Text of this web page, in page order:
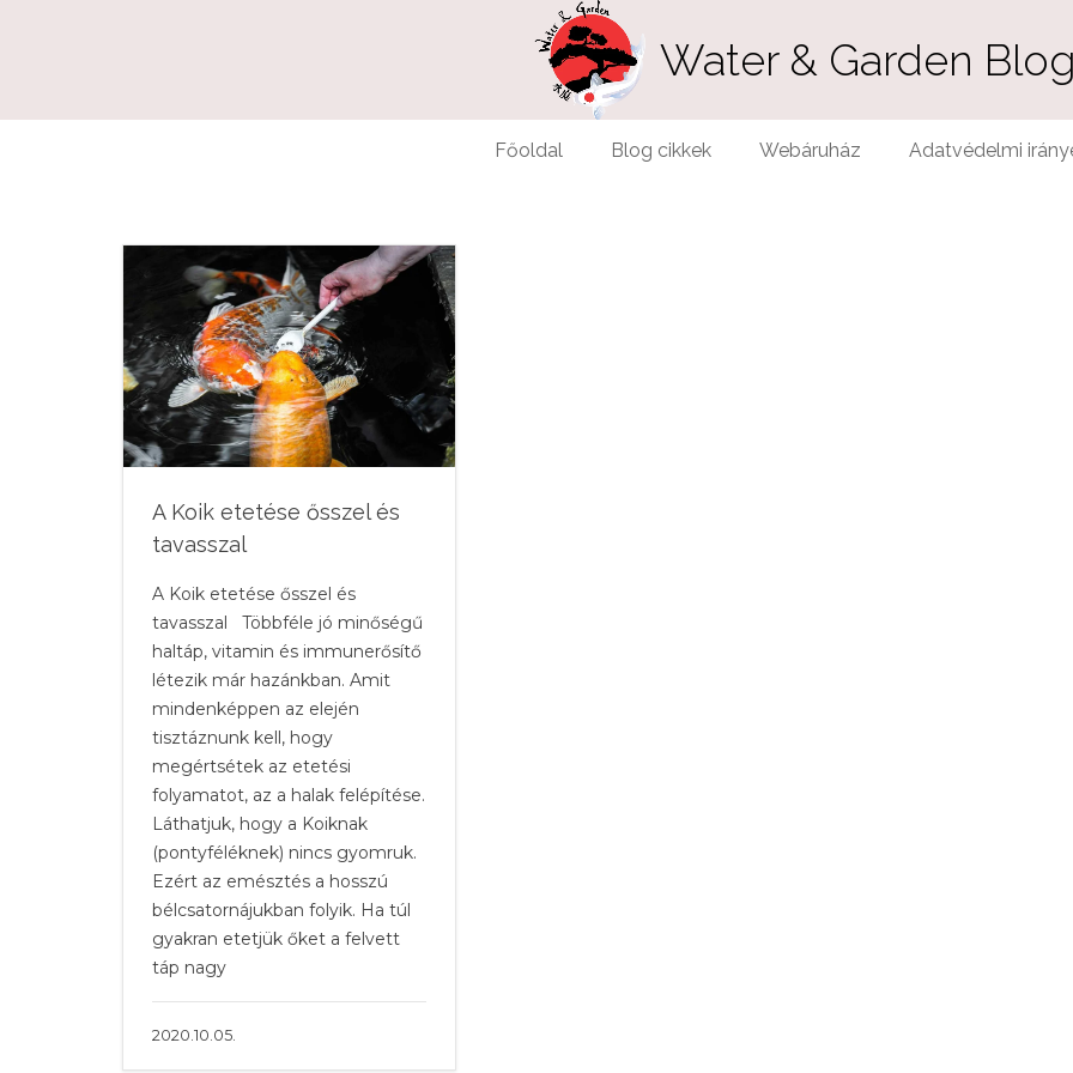
Water & Garden Blog
Főoldal Blog cikkek Webáruház Adatvédelmi
A Koik etetése ősszel és
tavasszal
A Koik etetése ősszel és
tavasszal Többféle jó minőségű
haltáp, vitamin és immunerősítő
létezik már hazánkban. Amit
mindenképpen az elején
tisztáznunk kell, hogy
megértsétek az etetési
folyamatot, az a halak felépítése.
Láthatjuk, hogy a Koiknak
(pontyféléknek) nincs gyomruk.
Ezért az emésztés a hosszú
bélcsatornájukban folyik. Ha túl
gyakran etetjük őket a felvett
táp nagy
2020.10.05.